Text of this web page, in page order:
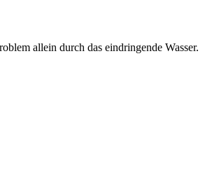
allein durch das eindringende Wasser.